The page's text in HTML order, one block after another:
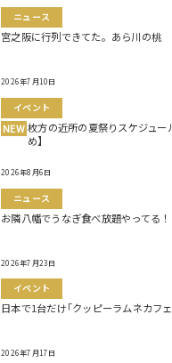
ニュース
宮之阪に行列できてた。あら川の桃
2026年7月10日
イベント
NEW 枚方の近所の夏祭りスケジュー
め】
2026年8月6日
ニュース
お隣八幡でうなぎ食べ放題やってる！
2026年7月23日
イベント
日本で1台だけ｢クッピーラムネカフ
2026年7月17日